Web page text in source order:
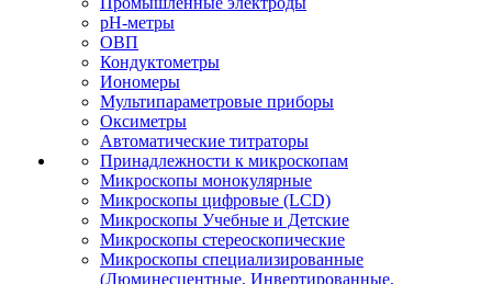
pH-метры
ОВП
Кондуктометры
Иономеры
Мультипараметровые приборы
Оксиметры
Автоматические титраторы
Принадлежности к микроскопам
Микроскопы монокулярные
Микроскопы цифровые (LCD)
Микроскопы Учебные и Детские
Микроскопы стереоскопические
Микроскопы специализированные
(Люминесцентные, Инвертированные,